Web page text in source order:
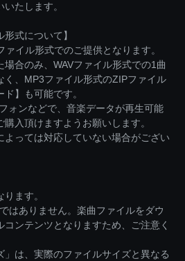
たします。
形式について】
ァイル形式でのご提供となります。
合のみ、WAVファイル形式での1曲
く、MP3ファイル形式のZIPファイル
】も可能です。
ォンなどで、音楽データが再生可能
入頂けますようお願いします。
よっては対応していない場合がござい
ます。
はありません。楽曲ファイルをダウ
ンテンツとなりますため、ご注意く
」は、実際のファイルサイズと異なる